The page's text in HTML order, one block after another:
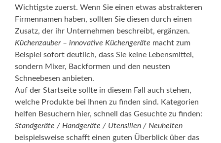
Wichtigste zuerst. Wenn Sie einen etwas abstrakteren
Firmennamen haben, sollten Sie diesen durch einen
Zusatz, der ihr Unternehmen beschreibt, ergänzen.
Küchenzauber – innovative Küchengeräte macht zum
Beispiel sofort deutlich, dass Sie keine Lebensmittel,
sondern Mixer, Backformen und den neusten
Schneebesen anbieten.
Auf der Startseite sollte in diesem Fall auch stehen,
welche Produkte bei Ihnen zu finden sind. Kategorien
helfen Besuchern hier, schnell das Gesuchte zu finden:
Standgeräte / Handgeräte / Utensilien / Neuheiten
beispielsweise schafft einen guten Überblick über das